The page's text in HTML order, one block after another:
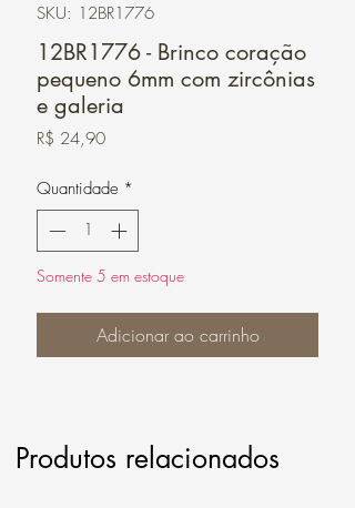
SKU: 12BR1776
12BR1776 - Brinco coração
pequeno 6mm com zircônias
e galeria
R$ 24,90Preço
Quantidade *
Somente 5 em estoque
Adicionar ao carrinho
Produtos relacionados